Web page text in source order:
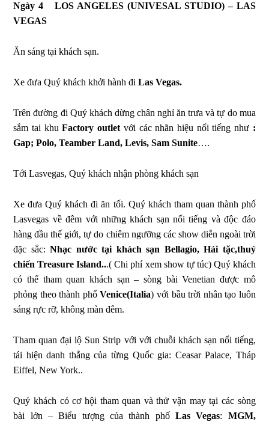
Ngày 4 LOS ANGELES (UNIVESAL STUDIO) – LAS
VEGAS
Ăn sáng tại khách sạn.
Xe đưa Quý khách khởi hành điLas Vegas.
Trên đường đi Quý khách dừng chân nghỉ ăn trưa và tự do mua
sắm tai khuFactory outlet với các nhãn hiệu nổi tiếng như :
Gap; Polo, Teamber Land, Levis, Sam Sunite….
Tới Lasvegas, Quý khách nhận phòng khách sạn
Xe đưa Quý khách đi ăn tối. Quý khách tham quan thành phố
Lasvegas về đêm với những khách sạn nổi tiếng và độc đáo
hàng đầu thế giới, tự do chiêm ngưỡng các show diễn ngoài trời
đặc sắc: Nhạc nước tại khách sạn Bellagio, Hải tặc,thuỷ
chiến Treasure Island...( Chi phí xem show tự túc) Quý khách
có thể tham quan khách sạn – sòng bài Venetian được mô
phỏng theo thành phốVenice(Italia) với bầu trời nhân tạo luôn
sáng rực rỡ, không màn đêm.
Tham quan đại lộ Sun Strip với với chuỗi khách sạn nổi tiếng,
tái hiện danh thắng của từng Quốc gia: Ceasar Palace, Tháp
Eiffel, New York..
Quý khách có cơ hội tham quan và thử vận may tại các sòng
bài lớn – Biểu tượng của thành phố Las Vegas: MGM,